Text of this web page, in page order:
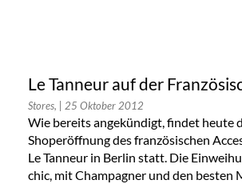
Le Tanneur auf der
Stores, | 25 Oktober 2012
Wie bereits angekündigt, findet heute
Shoperöffnung des französischen
Le Tanneur in Berlin statt. Die
chic, mit Champagner und den besten